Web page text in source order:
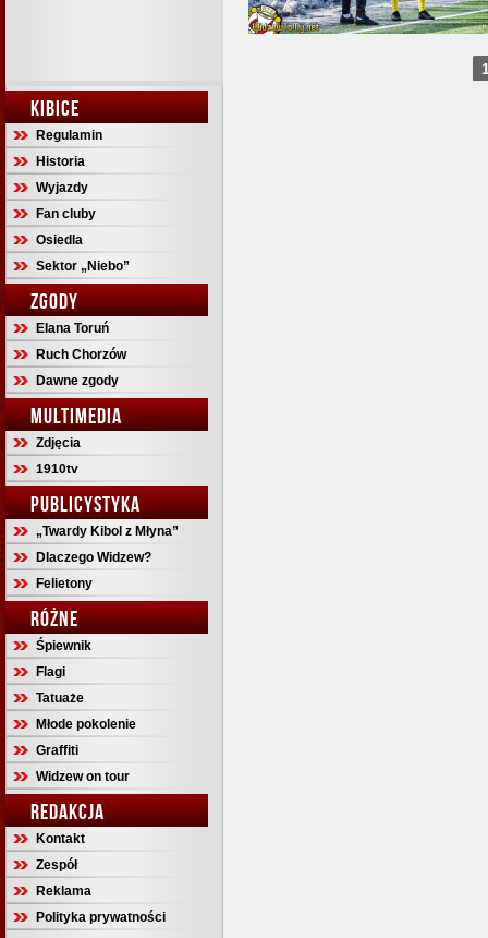
KIBICE
Regulamin
Historia
Wyjazdy
Fan cluby
Osiedla
Sektor „Niebo”
ZGODY
Elana Toruń
Ruch Chorzów
Dawne zgody
MULTIMEDIA
Zdjęcia
1910tv
PUBLICYSTYKA
„Twardy Kibol z Młyna”
Dlaczego Widzew?
Felietony
RÓŻNE
Śpiewnik
Flagi
Tatuaże
Młode pokolenie
Graffiti
Widzew on tour
REDAKCJA
Kontakt
Zespół
Reklama
Polityka prywatności